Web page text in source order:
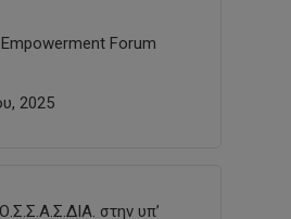
Forum
2025
στην υπ’